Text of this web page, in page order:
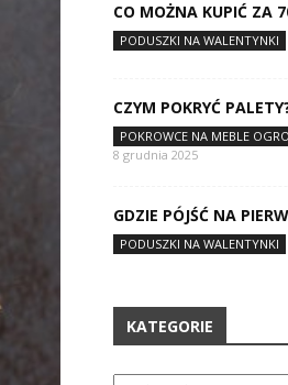
CO MOŻNA KUPIĆ ZA
PODUSZKI NA WALENTYNKI
CZYM POKRYĆ
POKROWCE NA MEBLE
8 grudnia 2025
GDZIE PÓJŚĆ NA
PODUSZKI NA WALENTYNKI
KATEGORIE
Kategorie